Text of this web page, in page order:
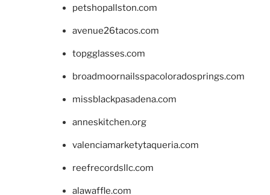
petshopallston.com
avenue26tacos.com
topgglasses.com
broadmoornailsspacoloradosprings.com
missblackpasadena.com
anneskitchen.org
valenciamarketytaqueria.com
reefrecordsllc.com
alawaffle.com